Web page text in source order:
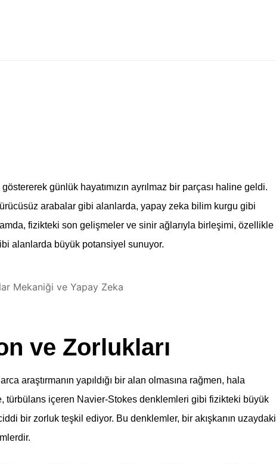
günlük hayatımızın ayrılmaz bir parçası haline geldi.
arabalar gibi alanlarda, yapay zeka bilim kurgu gibi
fizikteki son gelişmeler ve sinir ağlarıyla birleşimi, özellikle
alanlarda büyük potansiyel sunuyor.
ve Zorlukları
araştırmanın yapıldığı bir alan olmasına rağmen, hala
türbülans içeren Navier-Stokes denklemleri gibi fizikteki büyük
bir zorluk teşkil ediyor. Bu denklemler, bir akışkanın uzaydaki